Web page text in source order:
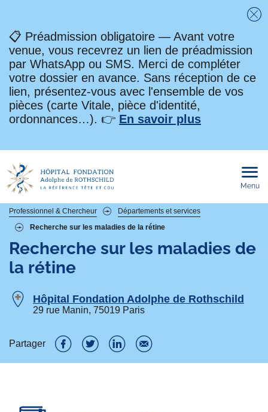
📋 Préadmission obligatoire — Avant votre
venue, vous recevrez un lien de préadmission
par WhatsApp ou SMS. Merci de compléter
votre dossier en avance. Sans réception de ce
lien, présentez-vous avec l'ensemble de vos
pièces (carte Vitale, pièce d'identité,
ordonnances…). 👉 En savoir plus
Menu
Fil
d'Ariane
Professionnel & Chercheur
Départements et services
Recherche sur les maladies de la rétine
Recherche sur les maladies de
la rétine
Hôpital Fondation Adolphe de Rothschild
29 rue Manin, 75019 Paris
Partager
P
P
P
P